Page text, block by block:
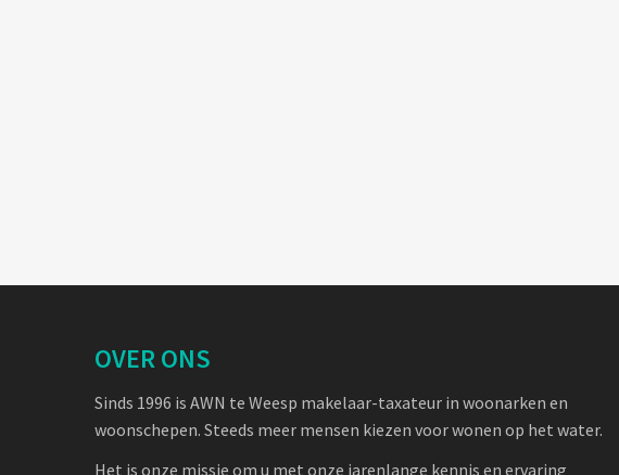
OVER ONS
Sinds 1996 is AWN te Weesp makelaar-taxateur in woonarken en
woonschepen. Steeds meer mensen kiezen voor wonen op het water.
Het is onze missie om u met onze jarenlange kennis en ervaring